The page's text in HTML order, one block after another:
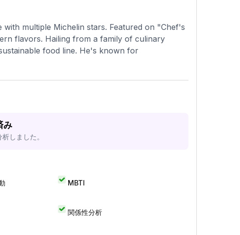
multiple Michelin stars. Featured on "Chef's
flavors. Hailing from a family of culinary
food line. He's known for
み
しました。
MBTI
関係性分析